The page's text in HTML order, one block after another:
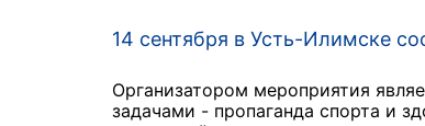
14 сентября в Усть-Илимске
Организатором мероприятия
задачами - пропаганда спорта и